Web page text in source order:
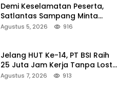
Demi Keselamatan Peserta,
Satlantas Sampang Minta
Latihan Gerak Jalan Pindah ke
Agustus 5, 2026 916
Jelang HUT Ke-14, PT BSI Raih
25 Juta Jam Kerja Tanpa Lost-
Time Injury
Agustus 7, 2026 913